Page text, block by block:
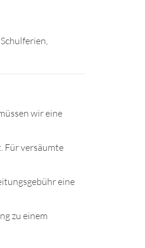
wir eine
Für versäumte
eine
zu einem